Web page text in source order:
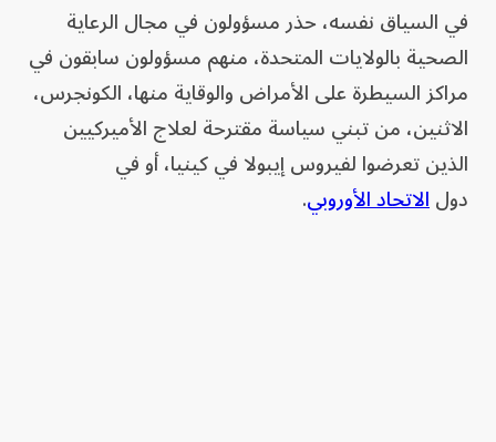
في السياق نفسه، حذر مسؤولون في مجال الرعاية
الصحية بالولايات المتحدة، منهم مسؤولون سابقون في
مراكز السيطرة على الأمراض والوقاية منها، الكونجرس،
الاثنين، من تبني سياسة مقترحة لعلاج الأميركيين
الذين تعرضوا لفيروس إيبولا في كينيا، أو في
دولالاتحاد الأوروبي.